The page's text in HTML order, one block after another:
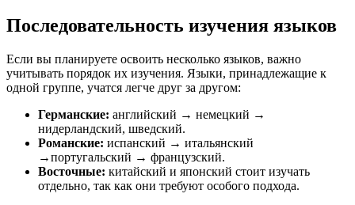
Последовательность изучения языков
Если вы планируете освоить несколько языков, важно
учитывать порядок их изучения. Языки, принадлежащие к
одной группе, учатся легче друг за другом:
Германские: английский → немецкий →
нидерландский, шведский.
Романские: испанский → итальянский
→португальский → французский.
Восточные: китайский и японский стоит изучать
отдельно, так как они требуют особого подхода.